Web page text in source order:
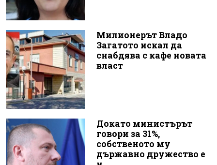
Милионерът Владо
Загатото искал да
снабдява с кафе новата
власт
Докато министърът
говори за 31%,
собственото му
държавно дружество е